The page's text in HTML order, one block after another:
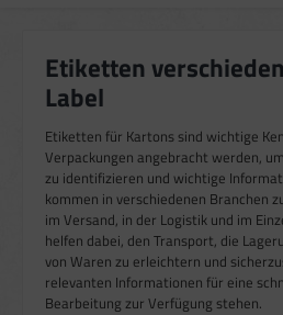
Etiketten
Label
Etiketten für Kartons sind wichtige
Verpackungen angebracht werden,
zu identifizieren und wichtige
kommen in verschiedenen Branchen
im Versand, in der Logistik und im
helfen dabei, den Transport, die
von Waren zu erleichtern und
relevanten Informationen für eine
Bearbeitung zur Verfügung stehen.